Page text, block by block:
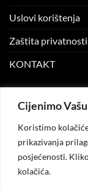
Cijenimo
Koristimo
prikazivanja
posjećenosti.
kolačića.
Uslovi korištenja
Zaštita
KONTAKT
Moj nalog
Moje narudžbe